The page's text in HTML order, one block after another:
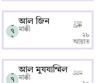
০
৭
২
আল জিন
মাক্কী
২৮
আয়াত
০
৭
আল মুযযাম্মিল
মাক্কী